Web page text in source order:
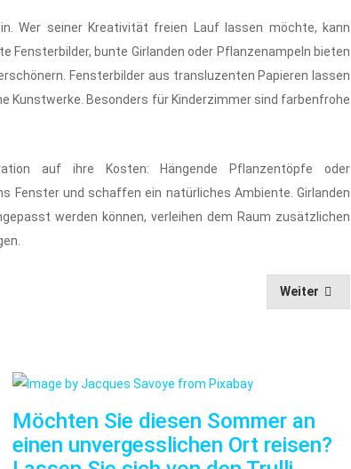
Wer seiner Kreativität freien Lauf lassen möchte, kann
Fensterbilder, bunte Girlanden oder Pflanzenampeln bieten
Fensterbilder aus transluzenten Papieren lassen
Kunstwerke. Besonders für Kinderzimmer sind farbenfrohe
auf ihre Kosten: Hängende Pflanzentöpfe oder
Fenster und schaffen ein natürliches Ambiente. Girlanden
werden können, verleihen dem Raum zusätzlichen
Weiter
Möchten Sie diesen Sommer an
einen unvergesslichen Ort reisen?